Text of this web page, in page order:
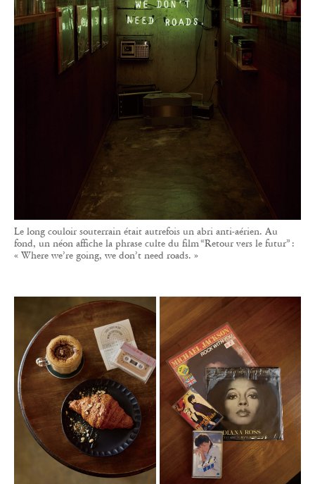
Le long couloir souterrain était autrefois un abri anti-aérien. Au
fond, un néon affiche la phrase culte du film “Retour vers le futur” :
« Where we’re going, we don’t need roads. »